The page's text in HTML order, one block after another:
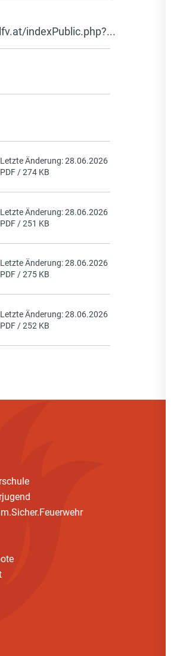
indexPublic.php?...
Letzte Änderung: 28.06.2026
PDF / 274 KB
Letzte Änderung: 28.06.2026
PDF / 251 KB
Letzte Änderung: 28.06.2026
PDF / 275 KB
Letzte Änderung: 28.06.2026
PDF / 252 KB